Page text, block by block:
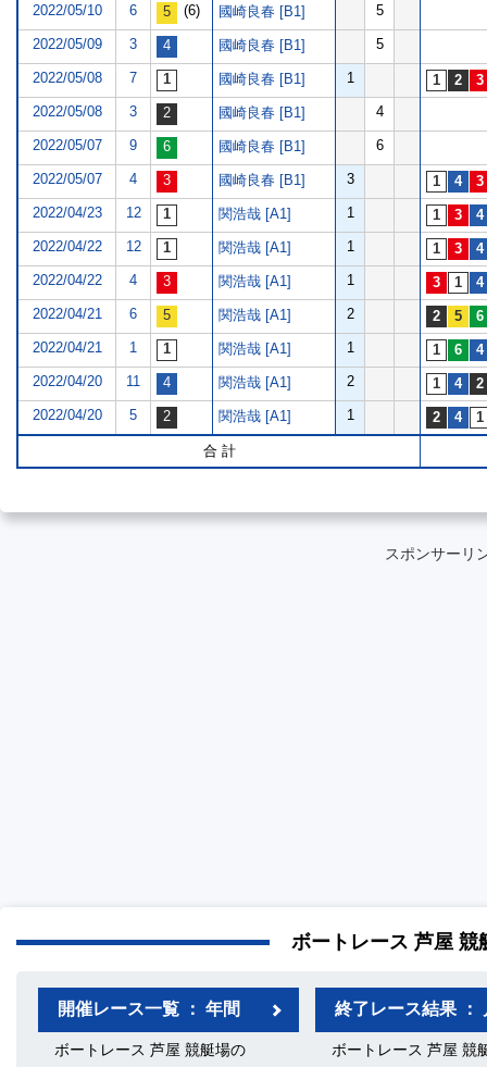
2022/05/10 6 (6) 國崎良春 [B1] 5
2022/05/09 3 國崎良春 [B1] 5
2022/05/08 7 國崎良春 [B1] 1
2022/05/08 3 國崎良春 [B1] 4
2022/05/07 9 國崎良春 [B1] 6
2022/05/07 4 國崎良春 [B1] 3
2022/04/23 12 関浩哉 [A1] 1
2022/04/22 12 関浩哉 [A1] 1
2022/04/22 4 関浩哉 [A1] 1
2022/04/21 6 関浩哉 [A1] 2
2022/04/21 1 関浩哉 [A1] 1
2022/04/20 11 関浩哉 [A1] 2
2022/04/20 5 関浩哉 [A1] 1
合 計
スポンサーリ
ボートレース 芦屋 競
開催レース一覧 ： 年間
ボートレース 芦屋 競艇場の
終了レース結果 ：
ボートレース 芦屋 競